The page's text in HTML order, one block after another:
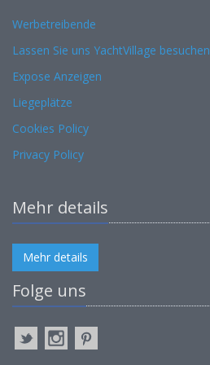
Werbetreibende
Lassen Sie uns YachtVillage besuchen
Expose Anzeigen
Liegeplätze
Cookies Policy
Privacy Policy
Mehr details
Mehr details
Folge uns